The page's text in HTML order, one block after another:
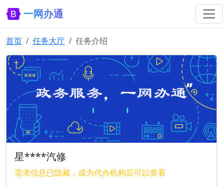
一网办通
首页 任务大厅 任务介绍
星****汽修
需求信息已隐藏，成为代办机构后可以查看